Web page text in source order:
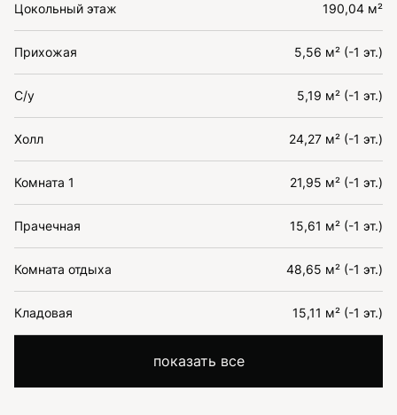
Цокольный этаж 190,04 м²
Прихожая 5,56 м² (-1 эт.)
С/у 5,19 м² (-1 эт.)
Холл 24,27 м² (-1 эт.)
Комната 1 21,95 м² (-1 эт.)
Прачечная 15,61 м² (-1 эт.)
Комната отдыха 48,65 м² (-1 эт.)
Кладовая 15,11 м² (-1 эт.)
показать все